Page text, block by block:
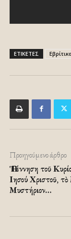
ΕΤΙΚΕΤΕΣ
Προηγούμενο άρθρο
Ἡ Γέννηση τοῦ
Ιησού Χριστοῦ,
Μυστήριον…